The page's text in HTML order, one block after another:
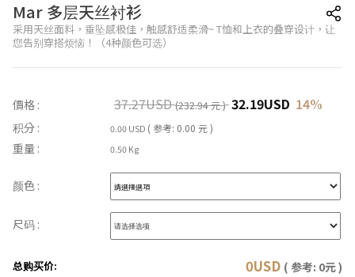
Mar 多层天丝衬衫
采用天丝面料，垂坠感极佳，触感舒适柔滑~ T恤和上衣的叠穿设计，让
您告别穿搭烦恼！（4种颜色可选）
價格 : 37.27USD (232.94 元 ) 32.19USD 14%
积分 : 0.00 USD ( 参考: 0.00 元 )
重量 : 0.50 Kg
颜色 :
尺码 :
总购买价: 0USD ( 参考: 0元 )